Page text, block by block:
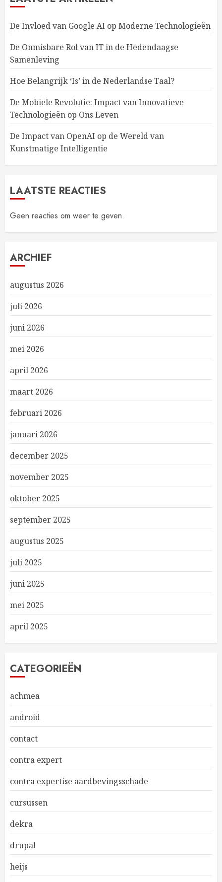
De Invloed van Google AI op Moderne Technologieën
De Onmisbare Rol van IT in de Hedendaagse
Samenleving
Hoe Belangrijk ‘Is’ in de Nederlandse Taal?
De Mobiele Revolutie: Impact van Innovatieve
Technologieën op Ons Leven
De Impact van OpenAI op de Wereld van
Kunstmatige Intelligentie
LAATSTE REACTIES
Geen reacties om weer te geven.
ARCHIEF
augustus 2026
juli 2026
juni 2026
mei 2026
april 2026
maart 2026
februari 2026
januari 2026
december 2025
november 2025
oktober 2025
september 2025
augustus 2025
juli 2025
juni 2025
mei 2025
april 2025
CATEGORIEËN
achmea
android
contact
contra expert
contra expertise aardbevingsschade
cursussen
dekra
drupal
heijs